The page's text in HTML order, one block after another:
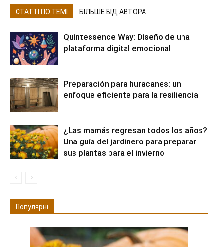
СТАТТІ ПО ТЕМІ БІЛЬШЕ ВІД АВТОРА
Quintessence Way: Diseño de una
plataforma digital emocional
Preparación para huracanes: un
enfoque eficiente para la resiliencia
¿Las mamás regresan todos los años?
Una guía del jardinero para preparar
sus plantas para el invierno
Популярні